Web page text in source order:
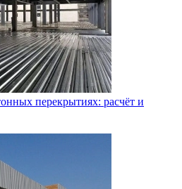
перекрытиях: расчёт и